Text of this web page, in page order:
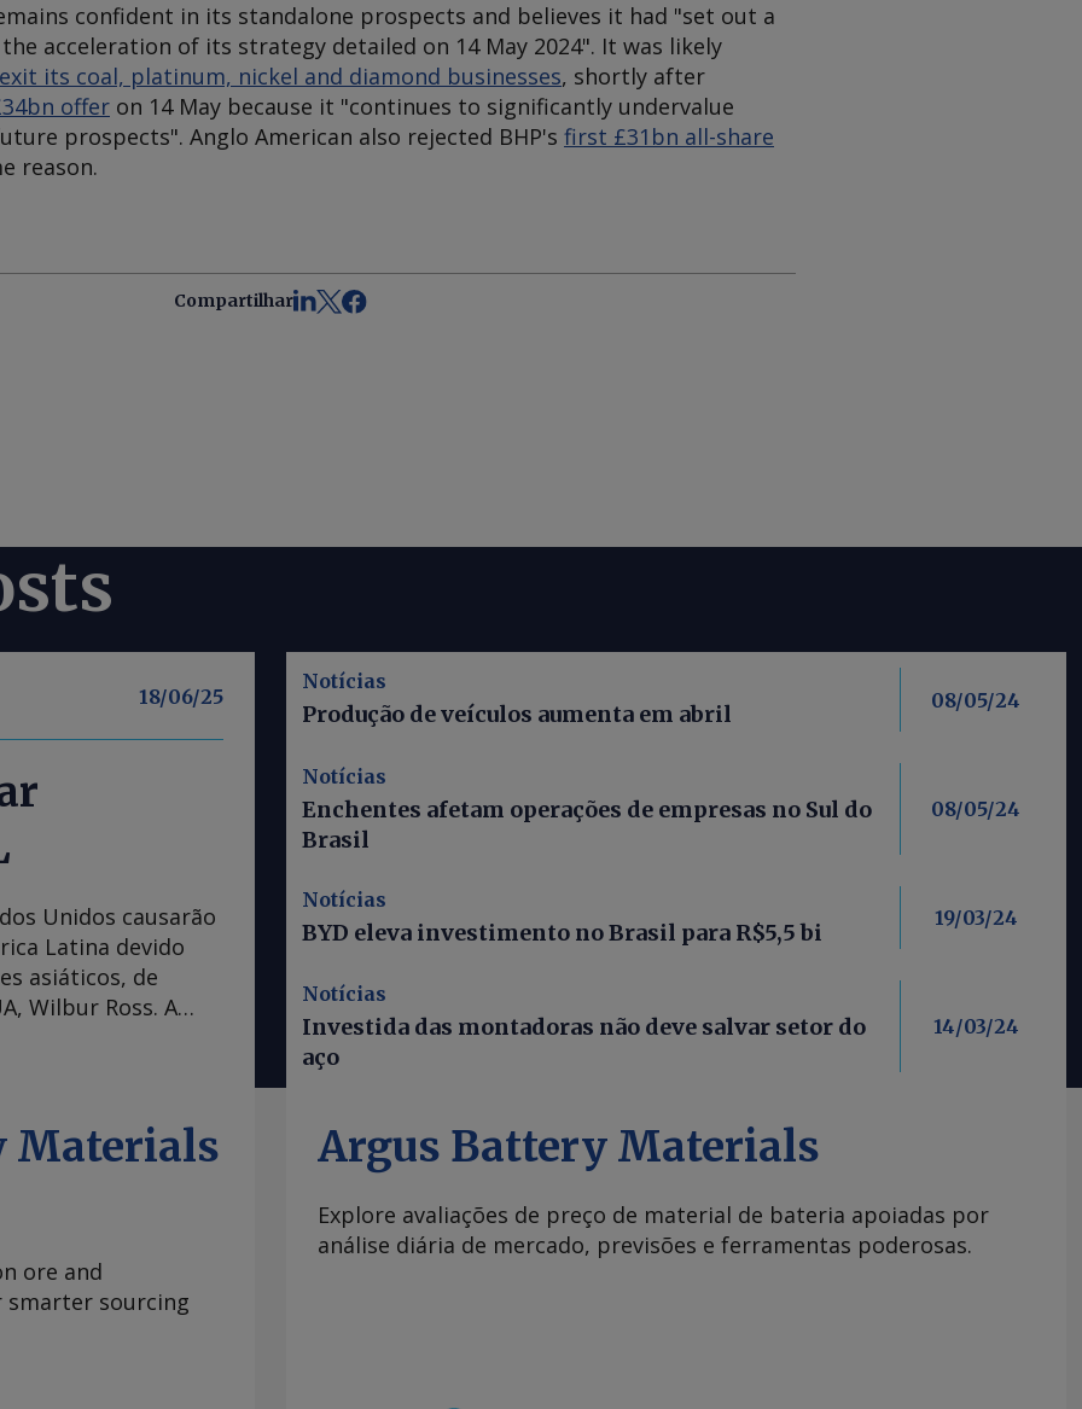
confident in its standalone prospects and believes it had "set out a
acceleration of its strategy detailed on 14 May 2024". It was likely
exit its coal, platinum, nickel and diamond businesses, shortly after
offer on 14 May because it "continues to significantly undervalue
prospects". Anglo American also rejected BHP's first £31bn all-share
reason.
Compartilhar
18/06/25
Unidos causarão
Latina devido
asiáticos, de
Wilbur Ross. A
mais rigorosa com
convenção Marine
países asiáticos
o que é
porque 40pc
de 10pc."
países por 90
mês, os EUA
Notícias
Produção de veículos aumenta em abril
08/05/24
Notícias
Enchentes afetam operações de empresas no Sul do
Brasil
08/05/24
Notícias
BYD eleva investimento no Brasil para R$5,5 bi
19/03/24
Notícias
Investida das montadoras não deve salvar setor do
aço
14/03/24
Materials
ore and
sourcing
Argus Battery Materials
Explore avaliações de preço de material de bateria apoiadas por
análise diária de mercado, previsões e ferramentas poderosas.